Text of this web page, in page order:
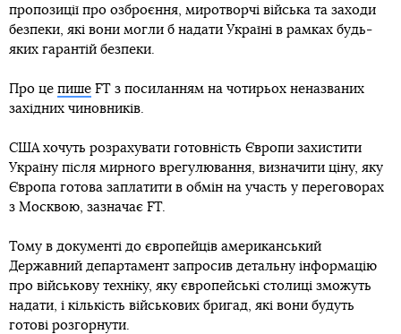
пропозиції про озброєння, миротворчі війська та заходи
безпеки, які вони могли б надати Україні в рамках будь-
яких гарантій безпеки.
Про це пише FT з посиланням на чотирьох неназваних
західних чиновників.
США хочуть розрахувати готовність Європи захистити
Україну після мирного врегулювання, визначити ціну, яку
Європа готова заплатити в обмін на участь у переговорах
з Москвою, зазначає FT.
Тому в документі до європейців американський
Державний департамент запросив детальну інформацію
про військову техніку, яку європейські столиці зможуть
надати, і кількість військових бригад, які вони будуть
готові розгорнути.